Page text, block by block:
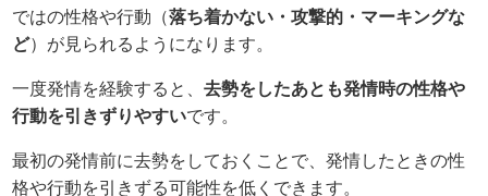
ではの性格や行動（落ち着かない・攻撃的・マーキングな
ど）が見られるようになります。
一度発情を経験すると、去勢をしたあとも発情時の性格や
行動を引きずりやすいです。
最初の発情前に去勢をしておくことで、発情したときの性
格や行動を引きずる可能性を低くできます。